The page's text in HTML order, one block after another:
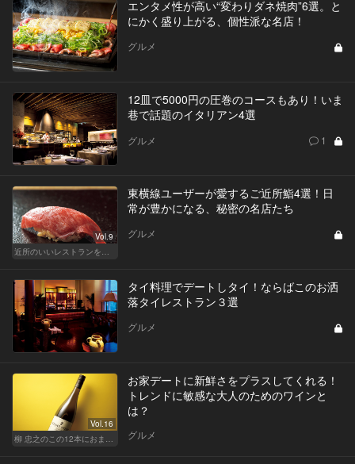
エンタメ性が高い“変わりダネ焼肉”6選。と
にかく盛り上がる、個性派な名店！
グルメ
12皿で5000円の圧巻のコースもあり！いま
巷で話題のイタリアン4選
グルメ 1
Vol.9
近所のいいレストランを知りたい！東横、目黒線、世田谷などを深堀！
東横線ユーザーが愛するご近所鮨4選！日
常が豊かになる、秘密の名店たち
グルメ
タイ料理でデートしタイ！ならばこのお洒
落タイレストラン３選
グルメ
Vol.16
お家デートに新鮮さをプラスしてくれる！
トレンドに敏感な大人のためのワインと
は？
グルメ